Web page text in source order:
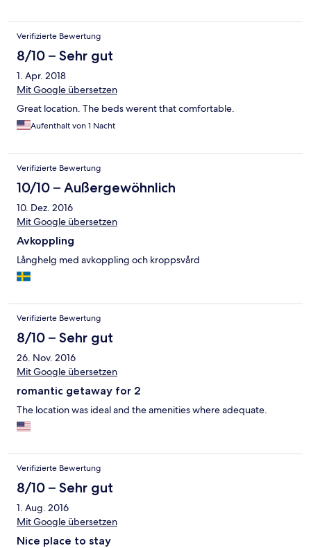
Verifizierte Bewertung
8/10 – Sehr gut
1. Apr. 2018
Mit Google übersetzen
Great location. The beds werent that comfortable.
Aufenthalt von 1 Nacht
Verifizierte Bewertung
10/10 – Außergewöhnlich
10. Dez. 2016
Mit Google übersetzen
Avkoppling
Långhelg med avkoppling och kroppsvård
Verifizierte Bewertung
8/10 – Sehr gut
26. Nov. 2016
Mit Google übersetzen
romantic getaway for 2
The location was ideal and the amenities where adequate.
Verifizierte Bewertung
8/10 – Sehr gut
1. Aug. 2016
Mit Google übersetzen
Nice place to stay